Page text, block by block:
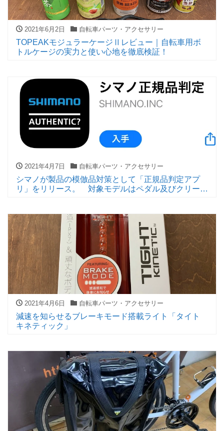
2021年6月2日 自転車パーツ・アクセサリー
TOPEAKモジュラーケージⅡレビュー｜自転車用ボ
トルケージの実力と使い心地を徹底検証！
2021年4月7日 自転車パーツ・アクセサリー
シマノが製品の模倣品対策として「正規品判定アプ
リ」をリリース。 対象モデルはペダル及びクリート
2021年4月6日 自転車パーツ・アクセサリー
減速を知らせるブレーキモード搭載ライト「タイト
キネティック」